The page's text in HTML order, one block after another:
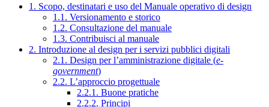
1. Scopo, destinatari e uso del Manuale operativo di design
1.1. Versionamento e storico
1.2. Consultazione del manuale
1.3. Contribuisci al manuale
2. Introduzione al design per i servizi pubblici digitali
2.1. Design per l’amministrazione digitale (e-
government)
2.2. L’approccio progettuale
2.2.1. Buone pratiche
2.2.2. Principi